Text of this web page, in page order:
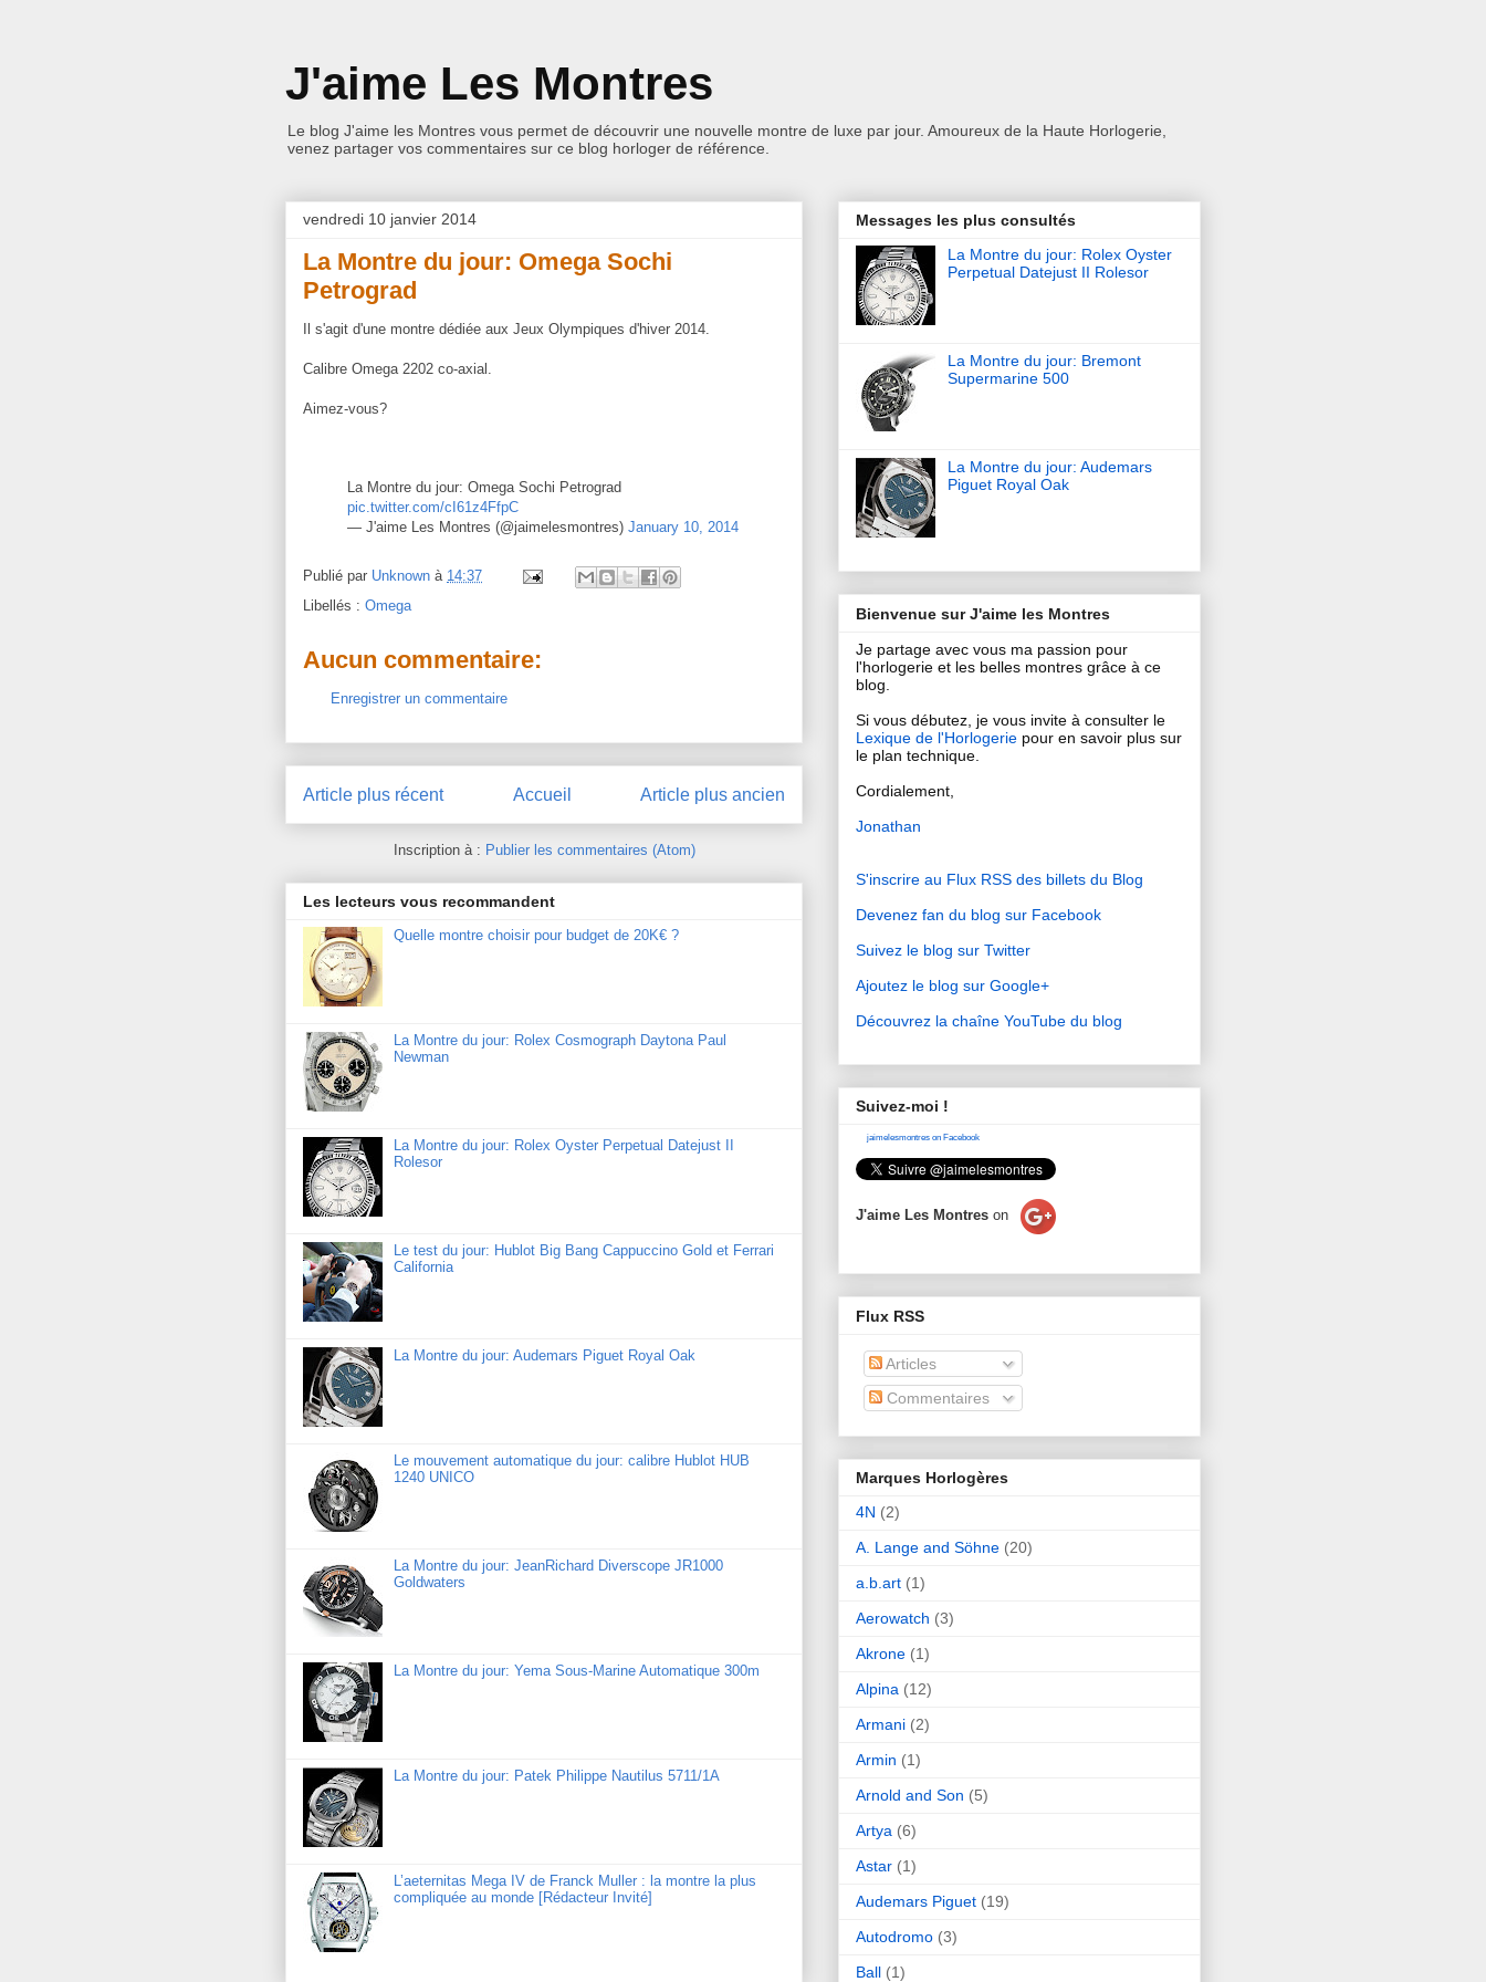
J'aime Les Montres
Le blog J'aime les Montres vous permet de découvrir une nouvelle montre de luxe par jour. Amoureux de la Haute Horlogerie,
venez partager vos commentaires sur ce blog horloger de référence.
vendredi 10 janvier 2014
La Montre du jour: Omega Sochi
Petrograd
Il s'agit d'une montre dédiée aux Jeux Olympiques d'hiver 2014.
Calibre Omega 2202 co-axial.
Aimez-vous?
La Montre du jour: Omega Sochi Petrograd
pic.twitter.com/cI61z4FfpC
— J'aime Les Montres (@jaimelesmontres) January 10, 2014
Publié par Unknown à 14:37
Libellés : Omega
Aucun commentaire:
Enregistrer un commentaire
Article plus récent Article plus ancien
Accueil
Inscription à : Publier les commentaires (Atom)
Les lecteurs vous recommandent
Quelle montre choisir pour budget de 20K€ ?
La Montre du jour: Rolex Cosmograph Daytona Paul
Newman
La Montre du jour: Rolex Oyster Perpetual Datejust II
Rolesor
Le test du jour: Hublot Big Bang Cappuccino Gold et Ferrari
California
La Montre du jour: Audemars Piguet Royal Oak
Le mouvement automatique du jour: calibre Hublot HUB
1240 UNICO
La Montre du jour: JeanRichard Diverscope JR1000
Goldwaters
La Montre du jour: Yema Sous-Marine Automatique 300m
La Montre du jour: Patek Philippe Nautilus 5711/1A
L’aeternitas Mega IV de Franck Muller : la montre la plus
compliquée au monde [Rédacteur Invité]
Messages les plus consultés
La Montre du jour: Rolex Oyster
Perpetual Datejust II Rolesor
La Montre du jour: Bremont
Supermarine 500
La Montre du jour: Audemars
Piguet Royal Oak
Bienvenue sur J'aime les Montres
Je partage avec vous ma passion pour
l'horlogerie et les belles montres grâce à ce
blog.
Si vous débutez, je vous invite à consulter le
Lexique de l'Horlogerie pour en savoir plus sur
le plan technique.
Cordialement,
Jonathan
S'inscrire au Flux RSS des billets du Blog
Devenez fan du blog sur Facebook
Suivez le blog sur Twitter
Ajoutez le blog sur Google+
Découvrez la chaîne YouTube du blog
Suivez-moi !
jaimelesmontres on Facebook
J'aime Les Montres on
Flux RSS
Articles
Commentaires
Marques Horlogères
4N (2)
A. Lange and Söhne (20)
a.b.art (1)
Aerowatch (3)
Akrone (1)
Alpina (12)
Armani (2)
Armin (1)
Arnold and Son (5)
Artya (6)
Astar (1)
Audemars Piguet (19)
Autodromo (3)
Ball (1)